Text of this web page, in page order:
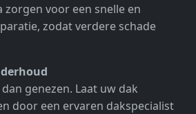
zorgen voor een snelle en
zodat verdere schade
genezen. Laat uw dak
door een ervaren dakspecialist